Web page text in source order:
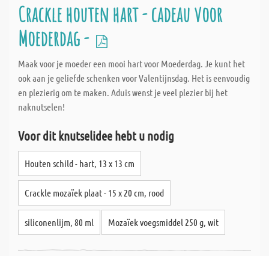
Crackle houten hart - cadeau voor
Moederdag -
Maak voor je moeder een mooi hart voor Moederdag. Je kunt het
ook aan je geliefde schenken voor Valentijnsdag. Het is eenvoudig
en plezierig om te maken. Aduis wenst je veel plezier bij het
naknutselen!
Voor dit knutselidee hebt u nodig
Houten schild - hart, 13 x 13 cm
Crackle mozaïek plaat - 15 x 20 cm, rood
siliconenlijm, 80 ml Mozaïek voegsmiddel 250 g, wit